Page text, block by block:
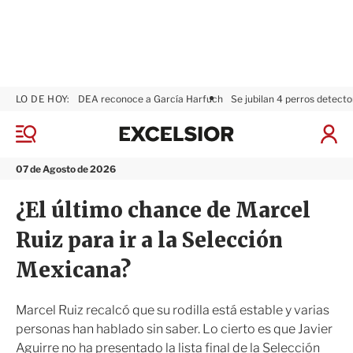
M
n
07 de Agosto de 2026
LO DE HOY: DEA reconoce a García Harfuch Se jubilan 4 perros
I
ó
x
s
r
¿El último chance de Marcel
Ruiz para ir a la Selección
Mexicana?
Marcel Ruiz recalcó que su rodilla está estable y varias
personas han hablado sin saber. Lo cierto es que Javier
Aguirre no ha presentado la lista final de la Selección